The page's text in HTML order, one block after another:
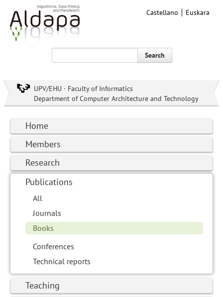
Castellano Euskara
Search
UPV/EHU · Faculty of Informatics
Department of Computer Architecture and Technology
Home
Members
Research
Publications
All
Journals
Books
Conferences
Technical reports
Teaching